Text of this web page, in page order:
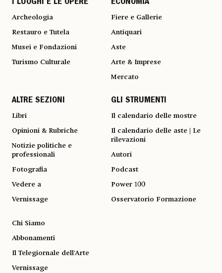
I LUOGHI E LE OPERE
Archeologia
Restauro e Tutela
Musei e Fondazioni
Turismo Culturale
ECONOMIA
Fiere e Gallerie
Antiquari
Aste
Arte & Imprese
Mercato
ALTRE SEZIONI
Libri
Opinioni & Rubriche
Notizie politiche e
professionali
Fotografia
Vedere a
Vernissage
GLI STRUMENTI
Il calendario delle mostre
Il calendario delle aste | Le
rilevazioni
Autori
Podcast
Power 100
Osservatorio Formazione
Chi Siamo
Abbonamenti
Il Telegiornale dell'Arte
Vernissage